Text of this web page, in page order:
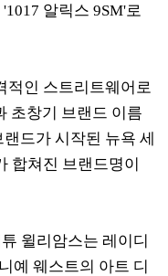
알릭스 9SM'로
적인 스트리트웨어로
초창기 브랜드 이름
드가 시작된 뉴욕 세
합쳐진 브랜드명이
윌리암스는 레이디
예 웨스트의 아트 디